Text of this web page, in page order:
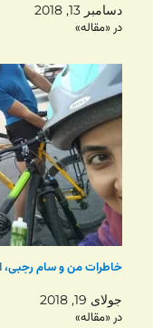
دسامبر 13, 2018
در «مقاله»
خاطرات من و سام رجبی،
جولای 19, 2018
در «مقاله»